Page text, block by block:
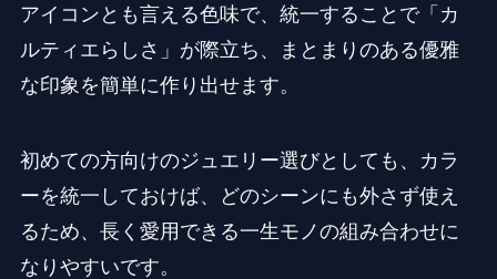
アイコンとも言える色味で、統一することで「カ
ルティエらしさ」が際立ち、まとまりのある優雅
な印象を簡単に作り出せます。
初めての方向けのジュエリー選びとしても、カラ
ーを統一しておけば、どのシーンにも外さず使え
るため、長く愛用できる一生モノの組み合わせに
なりやすいです。